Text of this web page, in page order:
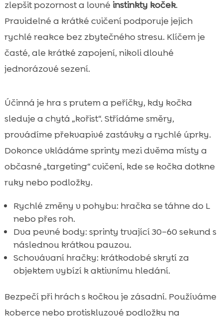
zlepšit pozornost a lovné instinkty koček.
Pravidelné a krátké cvičení podporuje jejich
rychlé reakce bez zbytečného stresu. Klíčem je
časté, ale krátké zapojení, nikoli dlouhé
jednorázové sezení.
Účinná je hra s prutem a peříčky, kdy kočka
sleduje a chytá „kořist“. Střídáme směry,
provádíme překvapivé zastávky a rychlé úprky.
Dokonce vkládáme sprinty mezi dvěma místy a
občasné „targeting“ cvičení, kde se kočka dotkne
ruky nebo podložky.
Rychlé změny v pohybu: hračka se táhne do L
nebo přes roh.
Dva pevné body: sprinty trvající 30–60 sekund s
následnou krátkou pauzou.
Schovávaní hračky: krátkodobé skrytí za
objektem vybízí k aktivnímu hledání.
Bezpečí při hrách s kočkou je zásadní. Používáme
koberce nebo protiskluzové podložky na